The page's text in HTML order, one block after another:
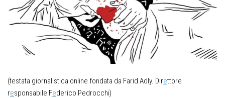
(testata giornalistica online fondata da Farid Adly. Direttore
responsabile Federico Pedrocchi)